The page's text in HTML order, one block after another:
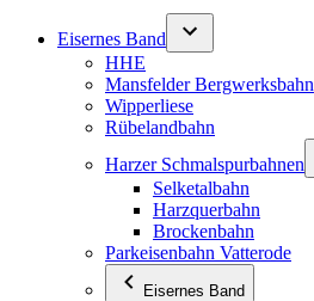
Eisernes Band
HHE
Mansfelder Bergwerksbahn
Wipperliese
Rübelandbahn
Harzer Schmalspurbahnen
Selketalbahn
Harzquerbahn
Brockenbahn
Parkeisenbahn Vatterode
Eisernes Band